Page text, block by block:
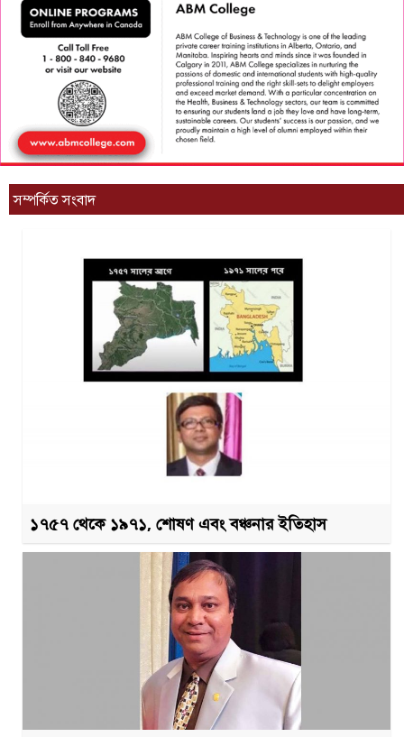
সম্পর্কিত সংবাদ
১৭৫৭ থেকে ১৯৭১, শোষণ এবং বঞ্চনার ইতিহাস